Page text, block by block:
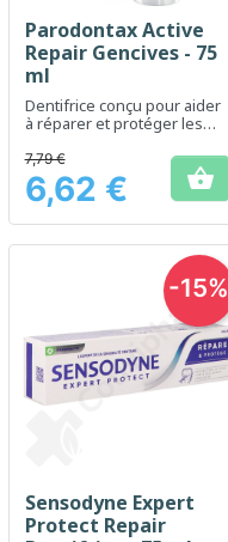
Aperçu rapide
Parodontax Active
Repair Gencives - 75
ml
Dentifrice conçu pour aider
à réparer et protéger les
Prix
7,79 €
6,62 € 
Aperçu rapide
Sensodyne Expert
Protect Repair
-15%